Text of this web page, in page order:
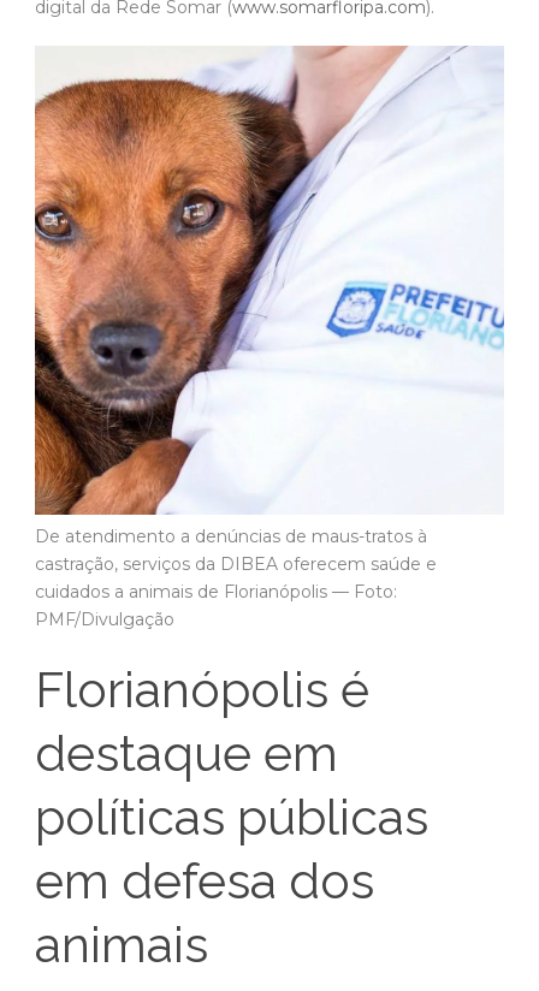
digital da Rede Somar (www.somarfloripa.com).
De atendimento a denúncias de maus-tratos à
castração, serviços da DIBEA oferecem saúde e
cuidados a animais de Florianópolis — Foto:
PMF/Divulgação
Florianópolis é
destaque em
políticas públicas
em defesa dos
animais